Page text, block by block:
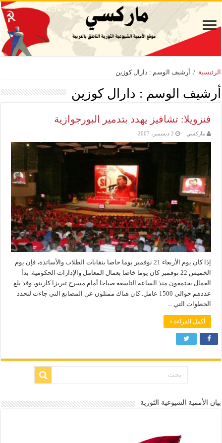
الرئيسية / أرشيف الوسم : دارال كوزين
أرشيف الوسم : دارال كوزين
فنزويلا: تشافيز يهدد بتدمير البورجوازية
ماركسي 2 ديسمبر، 2007
إذا كان يوم الأربعاء 21 نوفمبر يوما خاصا بنقابات الطلاب والأساتذة، فإن يوم
الخميس 22 نوفمبر كان يوما خاصا بعمال المعامل والإدارات الحكومية. بدأ
العمال يجتمعون منذ الساعة التاسعة صباحا أمام مسرح تيريزا كارينو، وقد بلغ
عددهم حوالي 1500 عامل. كان هناك ممثلون عن المصانع التي جاءت لتحدد
الخطوات التي ...
أكمل القراءة »
بيان الأممية الشيوعية الثورية